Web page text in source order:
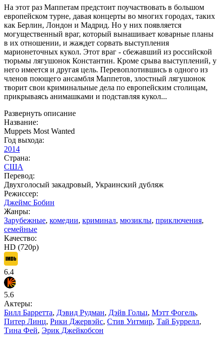
На этот раз Маппетам предстоит поучаствовать в большом
европейском турне, давая концерты во многих городах, таких
как Берлин, Лондон и Мадрид. Но у них появляется
могущественный враг, который вынашивает коварные планы
в их отношении, и жаждет сорвать выступления
марионеточных кукол. Этот враг - сбежавший из российской
тюрьмы лягушонок Константин. Кроме срыва выступлений, у
него имеется и другая цель. Перевоплотившись в одного из
членов поющего ансамбля Маппетов, злостный лягушонок
творит свои криминальные дела по европейским столицам,
прикрываясь анимашками и подставляя кукол...
Развернуть описание
Название:
Muppets Most Wanted
Год выхода:
2014
Страна:
США
Перевод:
Двухголосый закадровый, Украинский дубляж
Режиссер:
Джеймс Бобин
Жанры:
Зарубежные, комедии, криминал, мюзиклы, приключения,
семейные
Качество:
HD (720p)
6.4
5.6
Актеры:
Билл Барретта, Дэвид Рудман, Дэйв Гольц, Мэтт Фогель,
Питер Линц, Рики Джервэйс, Стив Уитмир, Тай Буррелл,
Тина Фей, Эрик Джейкобсон